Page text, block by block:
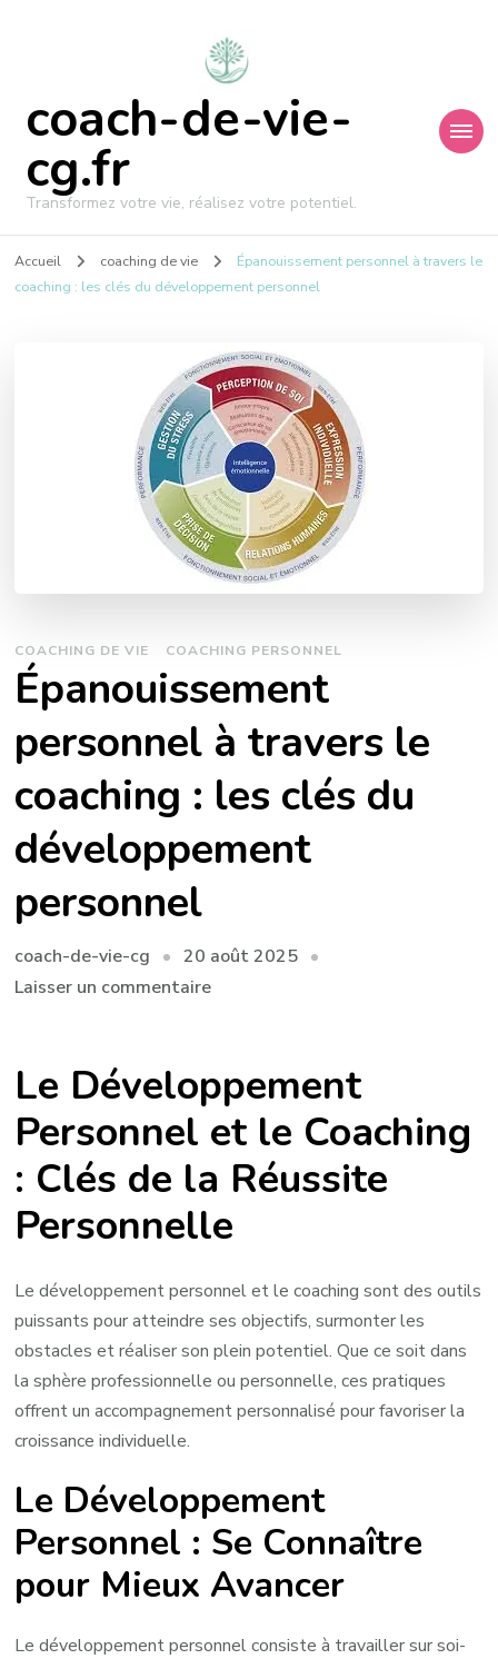
coach-de-vie-
cg.fr
Transformez votre vie, réalisez votre potentiel.
Accueil coaching de vie
Épanouissement personnel à travers le
coaching : les clés du développement personnel
COACHING DE VIE COACHING PERSONNEL
Épanouissement
personnel à travers le
coaching : les clés du
développement
personnel
coach-de-vie-cg
20 août 2025
Laisser un commentairesur
à
travers
le
coaching
:
les
du
développement
personnel
Le Développement
Personnel et le Coaching
: Clés de la Réussite
Personnelle
Le développement personnel et le coaching sont des outils
puissants pour atteindre ses objectifs, surmonter les
obstacles et réaliser son plein potentiel. Que ce soit dans
la sphère professionnelle ou personnelle, ces pratiques
offrent un accompagnement personnalisé pour favoriser la
croissance individuelle.
Le Développement
Personnel : Se Connaître
pour Mieux Avancer
Le développement personnel consiste à travailler sur soi-